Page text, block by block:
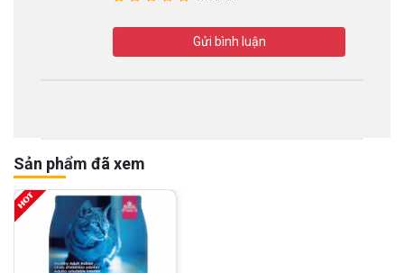
Gửi bình luận
Sản phẩm đã xem